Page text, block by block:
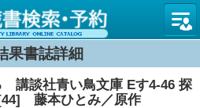
名古屋
果書誌詳細
講談社青い鳥文庫 Eす4-46 探
藤本ひとみ／原作